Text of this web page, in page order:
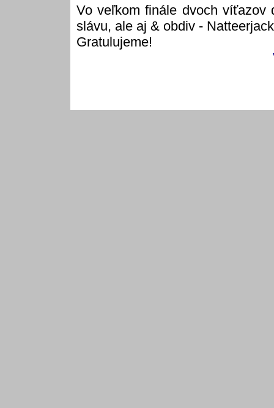
Vo veľkom finále dvoch víťazov
slávu, ale aj & obdiv -
Gratulujeme!